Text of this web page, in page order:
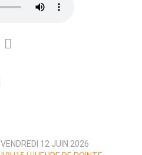
VENDREDI 12 JUIN 2026